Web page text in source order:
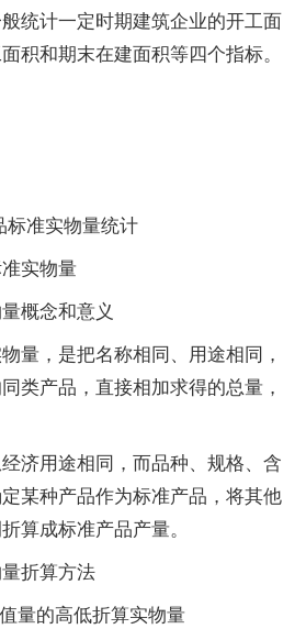
计一定时期建筑企业的开工面
积和期末在建面积等四个指标。
准实物量统计
实物量
概念和意义
，是把名称相同、用途相同，
类产品，直接相加求得的总量，
用途相同，而品种、规格、含
某种产品作为标准产品，将其他
算成标准产品产量。
折算方法
的高低折算实物量